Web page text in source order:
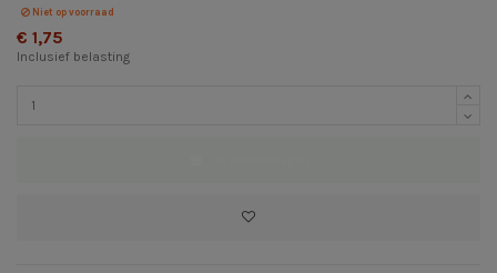
Niet op voorraad
€ 1,75
Inclusief belasting